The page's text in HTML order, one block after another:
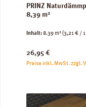
PRINZ
8,39 m²
Inhalt:8.39 m²(3,21 € / 1
Regulärer Preis:
26,95 €
Preise inkl. MwSt. zzgl.